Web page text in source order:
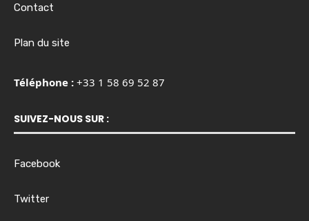
Contact
Plan du site
Téléphone : +33 1 58 69 52 87
SUIVEZ-NOUS SUR :
Facebook
Twitter